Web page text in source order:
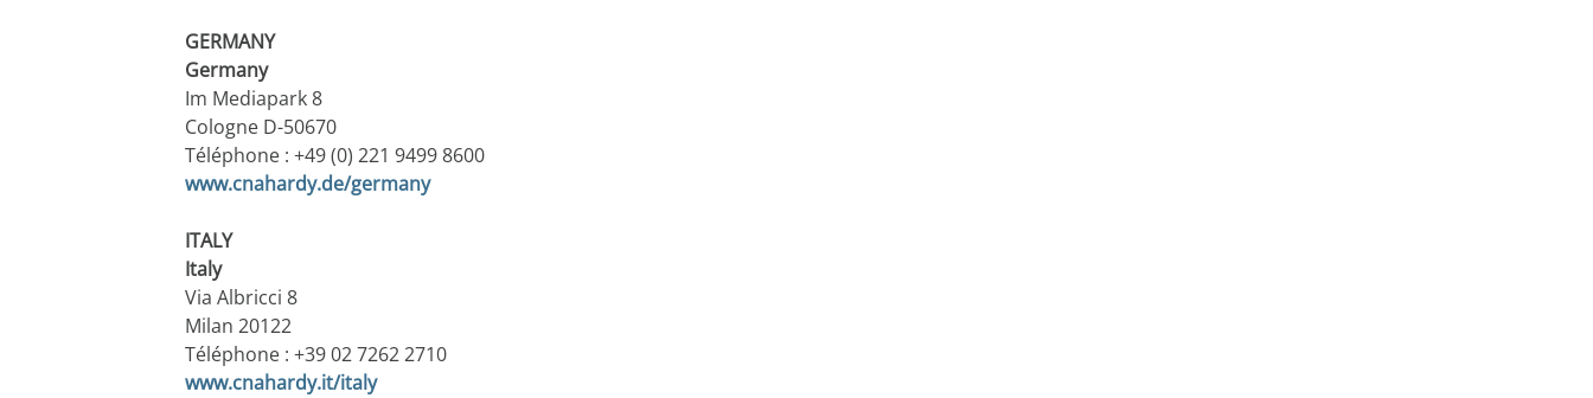
GERMANY
Germany
Im Mediapark 8
Cologne D-50670
Téléphone : +49 (0) 221 9499 8600
​www.cnahardy.de/germany
ITALY
Italy
Via Albricci 8
Milan 20122
Téléphone : +39 02 7262 2710
​www.cnahardy.it/italy